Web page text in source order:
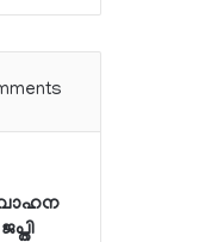
വാഹന